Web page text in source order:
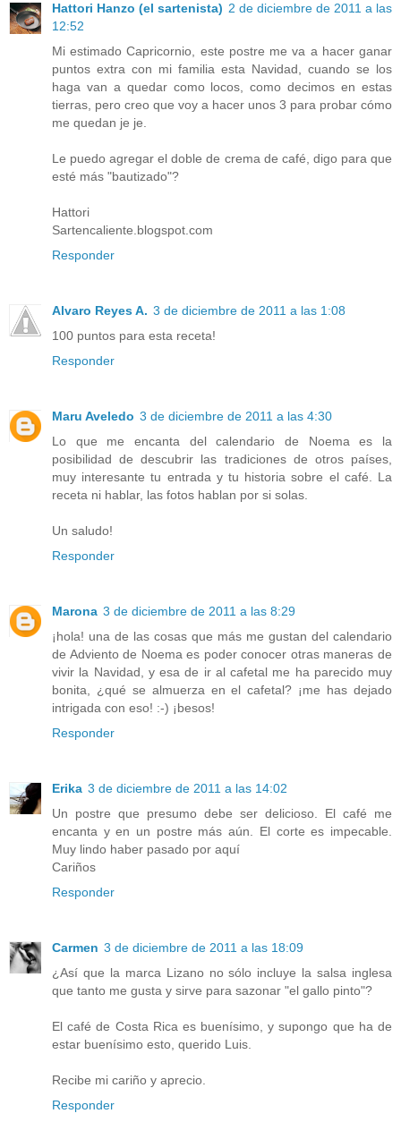
Hattori Hanzo (el sartenista) 2 de diciembre de 2011 a las
12:52
Mi estimado Capricornio, este postre me va a hacer ganar
puntos extra con mi familia esta Navidad, cuando se los
haga van a quedar como locos, como decimos en estas
tierras, pero creo que voy a hacer unos 3 para probar cómo
me quedan je je.
Le puedo agregar el doble de crema de café, digo para que
esté más "bautizado"?
Hattori
Sartencaliente.blogspot.com
Responder
Alvaro Reyes A. 3 de diciembre de 2011 a las 1:08
100 puntos para esta receta!
Responder
Maru Aveledo 3 de diciembre de 2011 a las 4:30
Lo que me encanta del calendario de Noema es la
posibilidad de descubrir las tradiciones de otros países,
muy interesante tu entrada y tu historia sobre el café. La
receta ni hablar, las fotos hablan por si solas.
Un saludo!
Responder
Marona 3 de diciembre de 2011 a las 8:29
¡hola! una de las cosas que más me gustan del calendario
de Adviento de Noema es poder conocer otras maneras de
vivir la Navidad, y esa de ir al cafetal me ha parecido muy
bonita, ¿qué se almuerza en el cafetal? ¡me has dejado
intrigada con eso! :-) ¡besos!
Responder
Erika 3 de diciembre de 2011 a las 14:02
Un postre que presumo debe ser delicioso. El café me
encanta y en un postre más aún. El corte es impecable.
Muy lindo haber pasado por aquí
Cariños
Responder
Carmen 3 de diciembre de 2011 a las 18:09
¿Así que la marca Lizano no sólo incluye la salsa inglesa
que tanto me gusta y sirve para sazonar "el gallo pinto"?
El café de Costa Rica es buenísimo, y supongo que ha de
estar buenísimo esto, querido Luis.
Recibe mi cariño y aprecio.
Responder